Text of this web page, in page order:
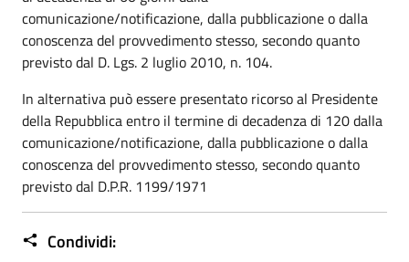
comunicazione/notificazione, dalla pubblicazione o dalla
conoscenza del provvedimento stesso, secondo quanto
previsto dal D. Lgs. 2 luglio 2010, n. 104.
In alternativa può essere presentato ricorso al Presidente
della Repubblica entro il termine di decadenza di 120 dalla
comunicazione/notificazione, dalla pubblicazione o dalla
conoscenza del provvedimento stesso, secondo quanto
previsto dal D.P.R. 1199/1971
Condividi: